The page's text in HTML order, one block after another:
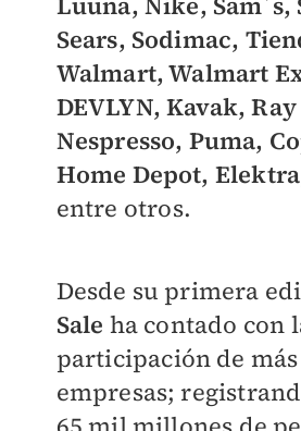
Sears, Sodimac,
Walmart, Walmart
DEVLYN, Kavak,
Nespresso, Puma,
Home Depot,
entre otros.
Desde su primera
Sale ha contado con
participación de
empresas;